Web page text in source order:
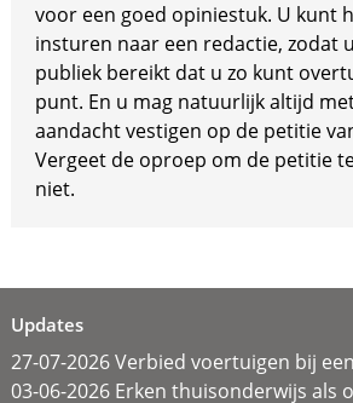
voor een goed opiniestuk. U kunt
insturen naar een redactie, zodat
publiek bereikt dat u zo kunt
punt. En u mag natuurlijk altijd
aandacht vestigen op de petitie
Vergeet de oproep om de petitie
niet.
Updates
27-07-2026 Verbied voertuigen bij
03-06-2026 Erken thuisonderwijs als